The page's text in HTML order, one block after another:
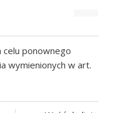
ponownego
wymienionych w art.